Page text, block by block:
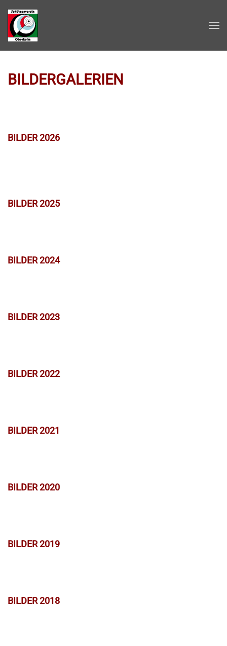
Zum Hauptinhalt springen
BILDERGALERIEN
BILDER 2026
BILDER 2025
BILDER 2024
BILDER 2023
BILDER 2022
BILDER 2021
BILDER 2020
BILDER 2019
BILDER 2018